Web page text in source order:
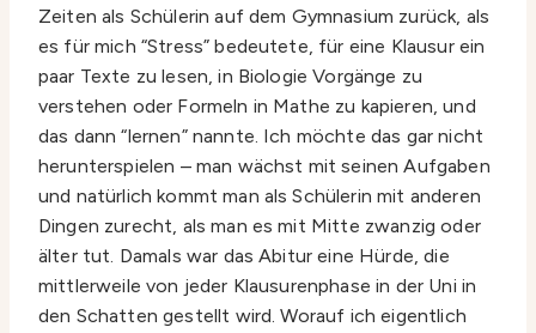
Zeiten als Schülerin auf dem Gymnasium zurück, als
es für mich “Stress” bedeutete, für eine Klausur ein
paar Texte zu lesen, in Biologie Vorgänge zu
verstehen oder Formeln in Mathe zu kapieren, und
das dann “lernen” nannte. Ich möchte das gar nicht
herunterspielen – man wächst mit seinen Aufgaben
und natürlich kommt man als Schülerin mit anderen
Dingen zurecht, als man es mit Mitte zwanzig oder
älter tut. Damals war das Abitur eine Hürde, die
mittlerweile von jeder Klausurenphase in der Uni in
den Schatten gestellt wird. Worauf ich eigentlich